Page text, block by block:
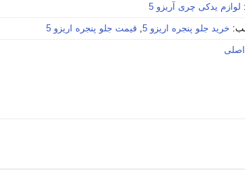
لوازم یدکی چری آریزو 5
خرید جلو پنجره اریزو 5 قیمت جلو پنجره اریزو 5
اصلی